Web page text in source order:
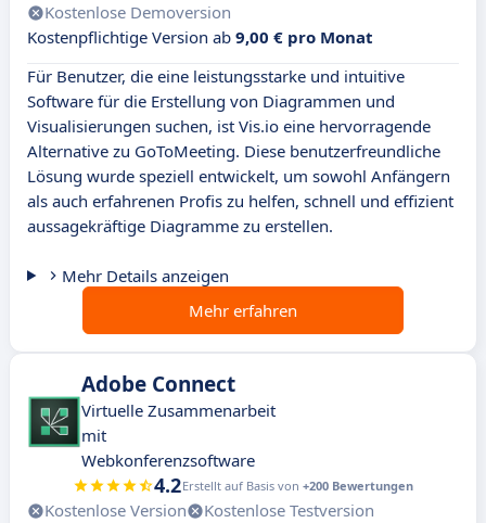
Kostenlose Demoversion
Kostenpflichtige Version ab 9,00 € pro Monat
Für Benutzer, die eine leistungsstarke und intuitive
Software für die Erstellung von Diagrammen und
Visualisierungen suchen, ist Vis.io eine hervorragende
Alternative zu GoToMeeting. Diese benutzerfreundliche
Lösung wurde speziell entwickelt, um sowohl Anfängern
als auch erfahrenen Profis zu helfen, schnell und effizient
aussagekräftige Diagramme zu erstellen.
Mehr Details anzeigen
Mehr erfahren
Adobe Connect
Virtuelle Zusammenarbeit
mit
Webkonferenzsoftware
4.2Erstellt auf Basis von +200 Bewertungen
Kostenlose Version
Kostenlose Testversion